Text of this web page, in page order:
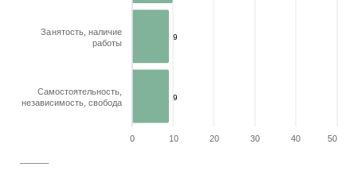
9
9
9
9
Занятость, наличие
работы
Самостоятельность,
независимость, свобода
0 10 20 30 40 50